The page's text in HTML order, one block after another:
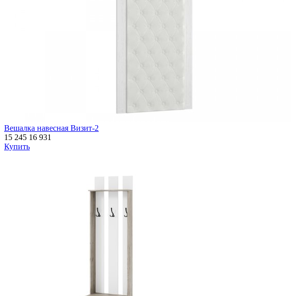
Вешалка навесная Визит-2
15 245 16 931
Купить